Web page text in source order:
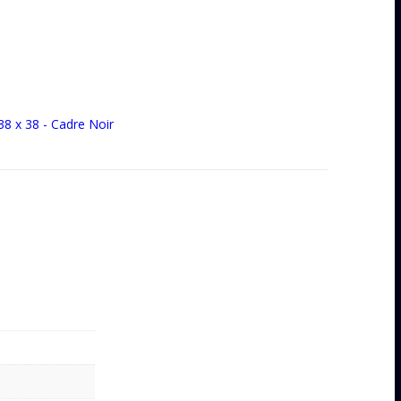
x 38 - Cadre Noir